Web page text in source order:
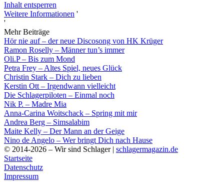
Inhalt entsperren
Weitere Informationen '
'
Mehr Beiträge
Hör nie auf – der neue Discosong von HK Krüger
Ramon Roselly – Männer tun’s immer
Oli.P – Bis zum Mond
Petra Frey – Altes Spiel, neues Glück
Christin Stark – Dich zu lieben
Kerstin Ott – Irgendwann vielleicht
Die Schlagerpiloten – Einmal noch
Nik P. – Madre Mia
Anna-Carina Woitschack – Spring mit mir
Andrea Berg – Simsalabim
Maite Kelly – Der Mann an der Geige
Nino de Angelo – Wer bringt Dich nach Hause
© 2014-2026 – Wir sind Schlager | schlagermagazin.de
Startseite
Datenschutz
Impressum